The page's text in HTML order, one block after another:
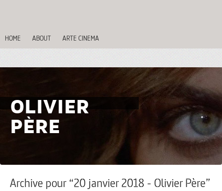
HOME ABOUT ARTE CINEMA
OLIVIER
PÈRE
Archive pour “20 janvier 2018 - Olivier Père”